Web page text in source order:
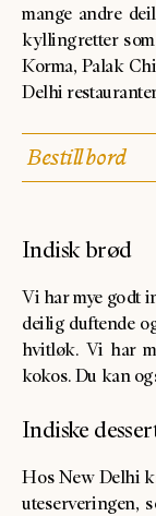
mange andre
kyllingretter
Korma, Palak
Delhi
Bestill bord
Indisk brød
Vi har mye godt
deilig duftende
hvitløk. Vi har
kokos. Du kan
Indiske
Hos New Delhi
uteserveringen,